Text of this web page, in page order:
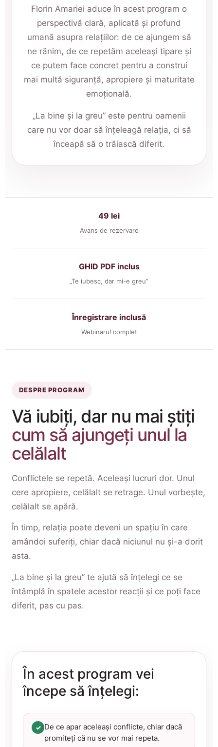
Florin Amariei aduce în acest program o
perspectivă clară, aplicată și profund
umană asupra relațiilor: de ce ajungem să
ne rănim, de ce repetăm aceleași tipare și
ce putem face concret pentru a construi
mai multă siguranță, apropiere și maturitate
emoțională.
„La bine și la greu” este pentru oamenii
care nu vor doar să înțeleagă relația, ci să
înceapă să o trăiască diferit.
49 lei
Avans de rezervare
GHID PDF inclus
„Te iubesc, dar mi-e greu”
Înregistrare inclusă
Webinarul complet
DESPRE PROGRAM
Vă iubiți, dar nu mai știți
cum să ajungeți unul la
celălalt
Conflictele se repetă. Aceleași lucruri dor. Unul
cere apropiere, celălalt se retrage. Unul vorbește,
celălalt se apără.
În timp, relația poate deveni un spațiu în care
amândoi suferiți, chiar dacă niciunul nu și-a dorit
asta.
„La bine și la greu” te ajută să înțelegi ce se
întâmplă în spatele acestor reacții și ce poți face
diferit, pas cu pas.
În acest program vei
începe să înțelegi:
✓ De ce apar aceleași conflicte, chiar dacă
promiteți că nu se vor mai repeta.